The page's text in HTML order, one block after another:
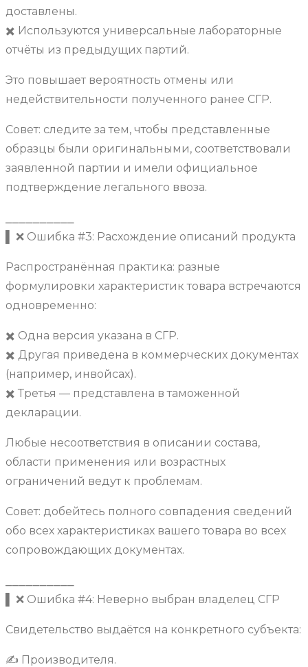
доставлены.
✖️ Используются универсальные лабораторные
отчёты из предыдущих партий.
Это повышает вероятность отмены или
недействительности полученного ранее СГР.
Совет: следите за тем, чтобы представленные
образцы были оригинальными, соответствовали
заявленной партии и имели официальное
подтверждение легального ввоза.
▌ ❌ Ошибка #3: Расхождение описаний продукта
Распространённая практика: разные
формулировки характеристик товара встречаются
одновременно:
✖️ Одна версия указана в СГР.
✖️ Другая приведена в коммерческих документах
(например, инвойсах).
✖️ Третья — представлена в таможенной
декларации.
Любые несоответствия в описании состава,
области применения или возрастных
ограничений ведут к проблемам.
Совет: добейтесь полного совпадения сведений
обо всех характеристиках вашего товара во всех
сопровождающих документах.
▌ ❌ Ошибка #4: Неверно выбран владелец СГР
Свидетельство выдаётся на конкретного субъекта:
✍️ Производителя.